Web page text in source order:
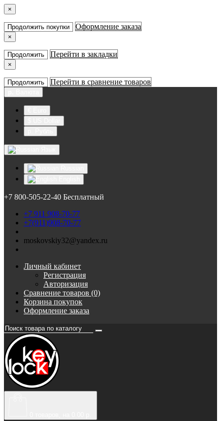
×
Продолжить покупки Оформление заказа
×
Продолжить Перейти в закладки
×
Продолжить Перейти в сравнение товаров
+7 800-505-22-40 Бесплатный
+7 911 908-70-77
+7(911)908-70-77
moskovskiy32@yandex.ru
Личный кабинет
Регистрация
Авторизация
Сравнение товаров (0)
Корзина покупок
Оформление заказа